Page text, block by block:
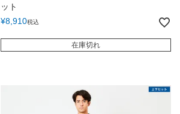
ット
¥8,910税込
在庫切れ